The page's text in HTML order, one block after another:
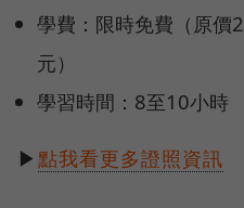
學費：限時免費（原
元）
學習時間：8至10小時
▶ 點我看更多證照資訊